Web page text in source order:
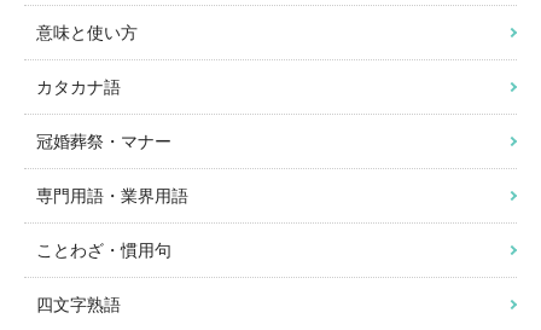
意味と使い方
カタカナ語
冠婚葬祭・マナー
専門用語・業界用語
ことわざ・慣用句
四文字熟語